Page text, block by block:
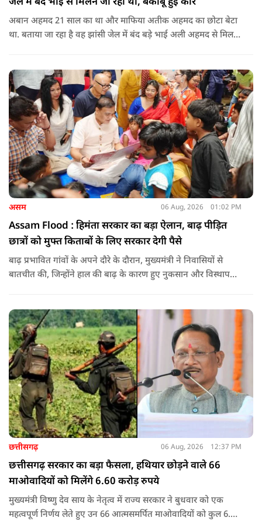
अबान अहमद 21 साल का था और माफिया अतीक अहमद का छोटा बेटा
था. बताया जा रहा है वह झांसी जेल में बंद बड़े भाई अली अहमद से मिलने
असम 06 Aug, 2026 01:02 PM
Assam Flood : हिमंता सरकार का बड़ा ऐलान, बाढ़ पीड़ित
छात्रों को मुफ्त किताबों के लिए सरकार देगी पैसे
बाढ़ प्रभावित गांवों के अपने दौरे के दौरान, मुख्यमंत्री ने निवासियों से
बातचीत की, जिन्होंने हाल की बाढ़ के कारण हुए नुकसान और विस्थापन
छत्तीसगढ़ 06 Aug, 2026 12:37 PM
छत्तीसगढ़ सरकार का बड़ा फैसला, हथियार छोड़ने वाले 66
माओवादियों को मिलेंगे 6.60 करोड़ रुपये
मुख्यमंत्री विष्णु देव साय के नेतृत्व में राज्य सरकार ने बुधवार को एक
महत्वपूर्ण निर्णय लेते हुए उन 66 आत्मसमर्पित माओवादियों को कुल 6.60